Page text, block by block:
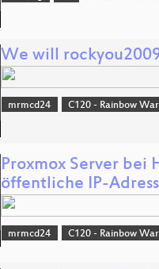
We will
mrmcd24 C120 - Rainbow
Proxmox Server
öffentliche IP-
mrmcd24 C120 - Rainbow